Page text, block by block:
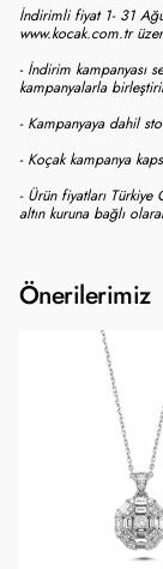
İndirimli fiyat 1- 31
www.kocak.com.tr
- İndirim kampanyası
kampanyalarla
- Kampanyaya dahil
- Koçak kampanya
- Ürün fiyatları Türkiye
altın kuruna bağlı
Önerilerimiz